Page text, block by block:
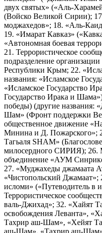
двух святых» («Аль-
(Войско Великой Сирии);
моджахедов»; 18. «Аль-
19. «Имарат Кавказ»
«Автономная боевая
21. Террористическое
подразделение
Республики Крым; 22.
названия: «Исламское
«Исламское Государство
Государство Ирака и
победы) (другие названия:
Шам» (Фронт поддержки
общественное движение
Минина и Д. Пожарского»;
Тагьаля SHAM»
милосердного СИРИЯ); 26.
объединение «АУМ
27. «Муджахеды джамаата
«Чистопольский Джамаат»;
исломи» («Путеводитель в
Террористическое
валь-Джихад»; 32. «Хайят
освобождения Леванта»,
Тахрир аш-Шам», «Хейят
аш-Шам», «Тахрир аш-